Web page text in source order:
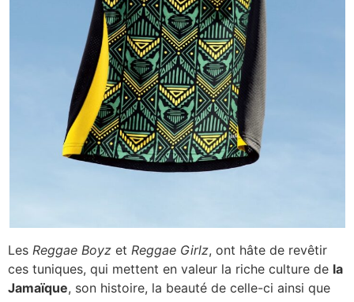
Les Reggae Boyz et Reggae Girlz, ont hâte de revêtir
ces tuniques, qui mettent en valeur la riche culture de la
Jamaïque, son histoire, la beauté de celle-ci ainsi que